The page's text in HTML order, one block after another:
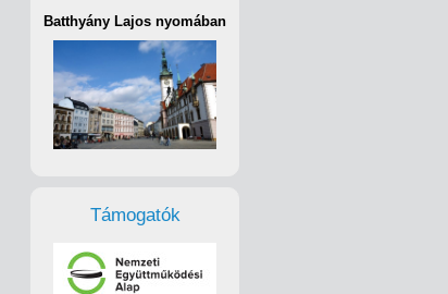
Batthyány Lajos nyomában
Támogatók